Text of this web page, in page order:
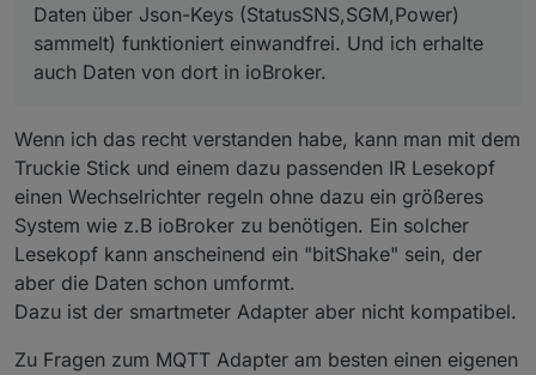
Daten über Json-Keys (StatusSNS,SGM,Power)
sammelt) funktioniert einwandfrei. Und ich erhalte
auch Daten von dort in ioBroker.
Wenn ich das recht verstanden habe, kann man mit dem
Truckie Stick und einem dazu passenden IR Lesekopf
einen Wechselrichter regeln ohne dazu ein größeres
System wie z.B ioBroker zu benötigen. Ein solcher
Lesekopf kann anscheinend ein "bitShake" sein, der
aber die Daten schon umformt.
Dazu ist der smartmeter Adapter aber nicht kompatibel.
Zu Fragen zum MQTT Adapter am besten einen eigenen